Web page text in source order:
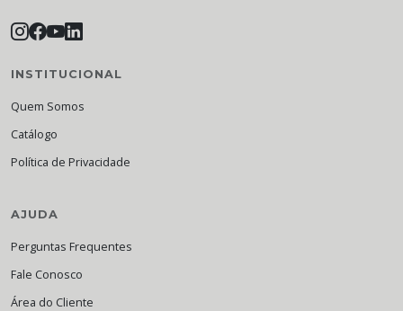
INSTITUCIONAL
Quem Somos
Catálogo
Política de Privacidade
AJUDA
Perguntas Frequentes
Fale Conosco
Área do Cliente